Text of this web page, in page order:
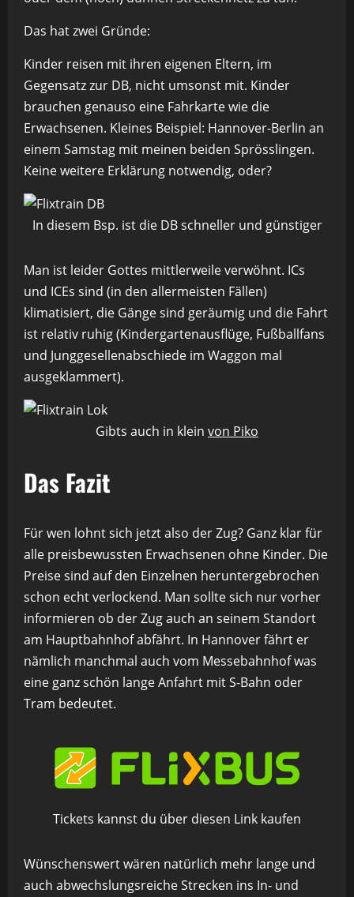
Das hat zwei Gründe:
Kinder reisen mit ihren eigenen Eltern, im
Gegensatz zur DB, nicht umsonst mit. Kinder
brauchen genauso eine Fahrkarte wie die
Erwachsenen. Kleines Beispiel: Hannover-Berlin an
einem Samstag mit meinen beiden Sprösslingen.
Keine weitere Erklärung notwendig, oder?
In diesem Bsp. ist die DB schneller und günstiger
Man ist leider Gottes mittlerweile verwöhnt. ICs
und ICEs sind (in den allermeisten Fällen)
klimatisiert, die Gänge sind geräumig und die Fahrt
ist relativ ruhig (Kindergartenausflüge, Fußballfans
und Junggesellenabschiede im Waggon mal
ausgeklammert).
Gibts auch in klein von Piko
Das Fazit
Für wen lohnt sich jetzt also der Zug? Ganz klar für
alle preisbewussten Erwachsenen ohne Kinder. Die
Preise sind auf den Einzelnen heruntergebrochen
schon echt verlockend. Man sollte sich nur vorher
informieren ob der Zug auch an seinem Standort
am Hauptbahnhof abfährt. In Hannover fährt er
nämlich manchmal auch vom Messebahnhof was
eine ganz schön lange Anfahrt mit S-Bahn oder
Tram bedeutet.
Tickets kannst du über diesen Link kaufen
Wünschenswert wären natürlich mehr lange und
auch abwechslungsreiche Strecken ins In- und